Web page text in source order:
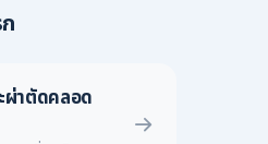
ผ่าตัดคลอด